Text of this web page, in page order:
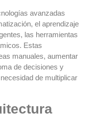
avanzadas
el aprendizaje
las herramientas
Estas
manuales, aumentar
de decisiones y
de multiplicar